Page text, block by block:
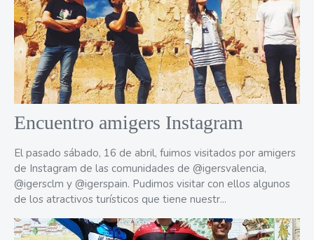
Encuentro amigers Instagram
El pasado sábado, 16 de abril, fuimos visitados por amigers
de Instagram de las comunidades de @igersvalencia,
@igersclm y @igerspain. Pudimos visitar con ellos algunos
de los atractivos turísticos que tiene nuestr...